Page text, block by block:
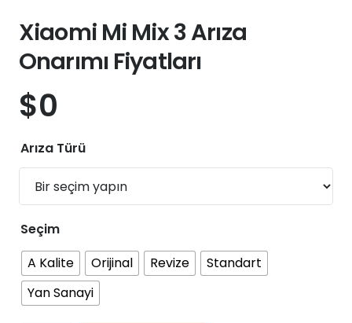
Xiaomi Mi Mix 3 Arıza
Onarımı Fiyatları
$0
Arıza Türü
Seçim
A Kalite
Orijinal Revize
Standart
Yan Sanayi